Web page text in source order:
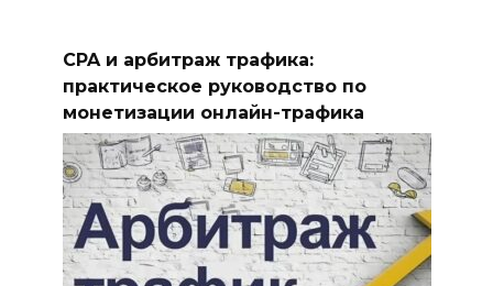
CPA и арбитраж трафика:
практическое руководство по
монетизации онлайн-трафика